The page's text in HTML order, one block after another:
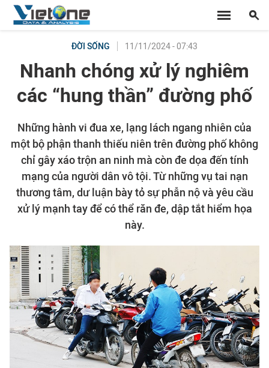
ĐỜI SỐNG 11/11/2024 - 07:43
Nhanh chóng xử lý nghiêm
các “hung thần” đường phố
Những hành vi đua xe, lạng lách ngang nhiên của
một bộ phận thanh thiếu niên trên đường phố không
chỉ gây xáo trộn an ninh mà còn đe dọa đến tính
mạng của người dân vô tội. Từ những vụ tai nạn
thương tâm, dư luận bày tỏ sự phẫn nộ và yêu cầu
xử lý mạnh tay để có thể răn đe, dập tắt hiểm họa
này.